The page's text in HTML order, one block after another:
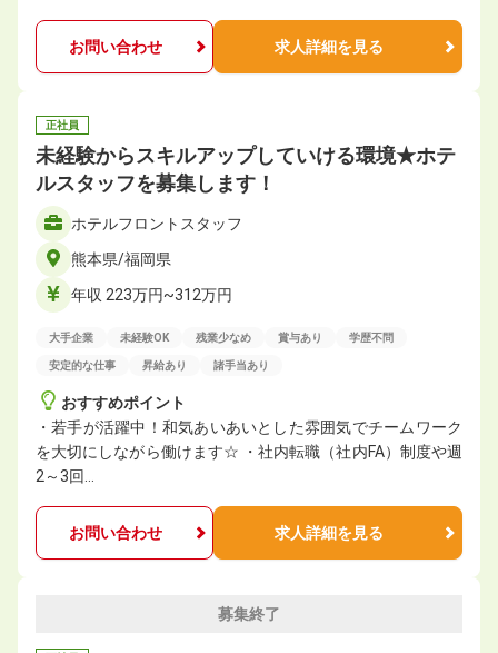
お問い合わせ 求人詳細を見る
正社員
未経験からスキルアップしていける環境★ホテ
ルスタッフを募集します！
ホテルフロントスタッフ
熊本県/福岡県
年収 223万円~312万円
大手企業 未経験OK 残業少なめ 賞与あり 学歴不問
安定的な仕事 昇給あり 諸手当あり
おすすめポイント
・若手が活躍中！和気あいあいとした雰囲気でチームワーク
を大切にしながら働けます☆ ・社内転職（社内FA）制度や週
2～3回…
お問い合わせ 求人詳細を見る
募集終了